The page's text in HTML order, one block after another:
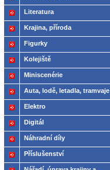
Literatura
Krajina, příroda
Figurky
Kolejiště
Miniscenérie
Auta, lodě, letadla, tramvaje
Elektro
Digitál
Náhradní díly
Příslušenství